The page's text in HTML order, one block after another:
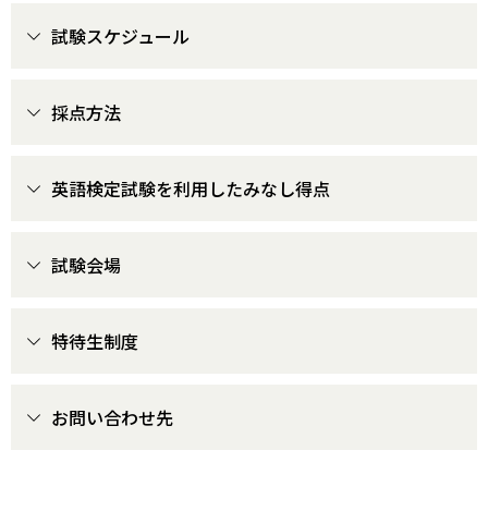
試験スケジュール
採点方法
英語検定試験を利用したみなし得点
試験会場
特待生制度
お問い合わせ先